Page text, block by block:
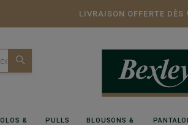
LIVRAISON OFFERTE
&
PULLS
BLOUSONS &